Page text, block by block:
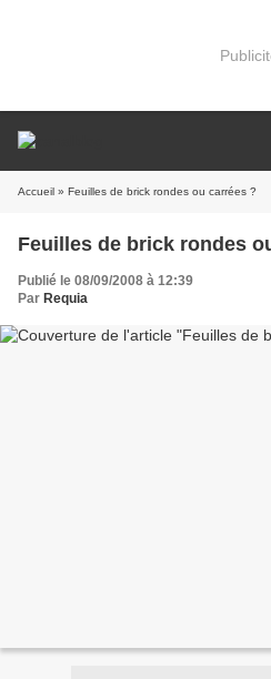
Accueil » Feuilles de brick rondes ou carrées ?
Feuilles de brick rondes
Publié le 08/09/2008 à 12:39
Par Requia